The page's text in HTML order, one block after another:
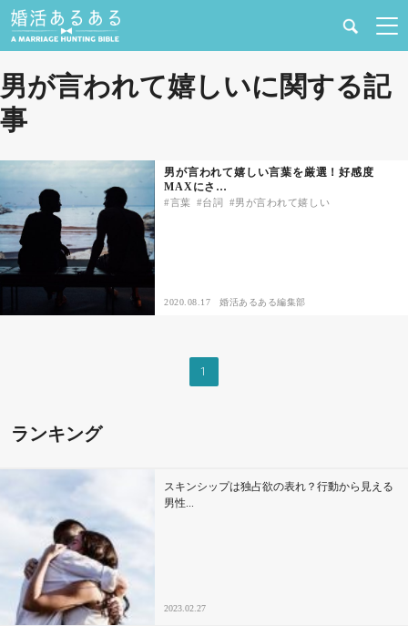
健康
婚活と結婚
出会い
合コン・街コン
仕事とキャリア
特集
男が言われて嬉しいに関する記
事
男が言われて嬉しい言葉を厳選！好感度
MAXにさ…
言葉 台詞 男が言われて嬉しい
2020.08.17 婚活あるある編集部
1
ランキング
スキンシップは独占欲の表れ？行動から見える
男性...
2023.02.27